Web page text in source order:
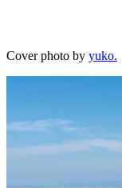
Cover photo by yuko.